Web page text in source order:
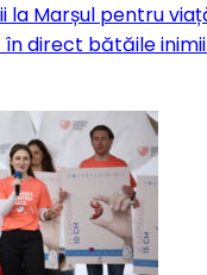
la Marșul pentru
direct bătăile